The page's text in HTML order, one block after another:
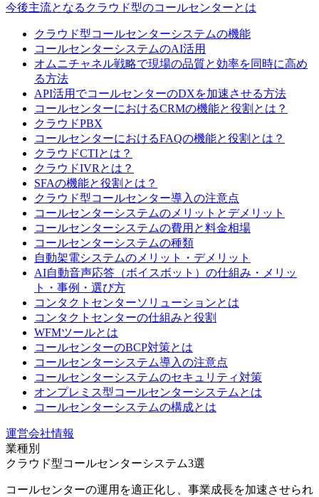
今後主流となるクラウド型のコールセンターとは
クラウド型コールセンターシステムの機能
コールセンターシステムのAI活用
オムニチャネル戦略で現場の品質と効率を同時に高め
る方法
API活用でコールセンターのDXを加速させる方法
コールセンターにおけるCRMの機能と役割とは？
クラウドPBX
コールセンターにおけるFAQの機能と役割とは？
クラウドCTIとは？
クラウドIVRとは？
SFAの機能と役割とは？
クラウド型コールセンター導入の注意点
コールセンターシステムのメリットとデメリット
コールセンターシステムの費用と料金相場
コールセンターシステムの種類
自動架電システムのメリット・デメリット
AI自動音声応答（ボイスボット）の仕組み・メリッ
ト・事例・選び方
コンタクトセンターソリューションとは
コンタクトセンターの仕組みと役割
WFMツールとは
コールセンターのBCP対策とは
コールセンターシステム導入の注意点
コールセンターシステムのセキュリティ対策
オンプレミス型コールセンターシステムとは
コールセンターシステムの構成とは
運営会社情報
業種別
クラウド型コールセンターシステム3選
コールセンターの運用を適正化し、事業成長を加速させられ